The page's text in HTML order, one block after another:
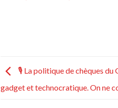
🎙 La politique de chèques du
gadget et technocratique. On ne